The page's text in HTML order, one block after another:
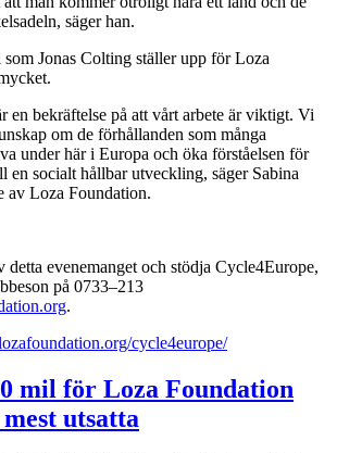
säger han.
Jonas Colting ställer upp för Loza
en bekräftelse på att vårt arbete är viktigt. Vi
om de förhållanden som många
under här i Europa och öka förståelsen för
en socialt hållbar utveckling, säger Sabina
av Loza Foundation.
evenemanget och stödja Cycle4Europe,
på 0733–213
.
cycle4europe/
mil för Loza Foundation
utsatta